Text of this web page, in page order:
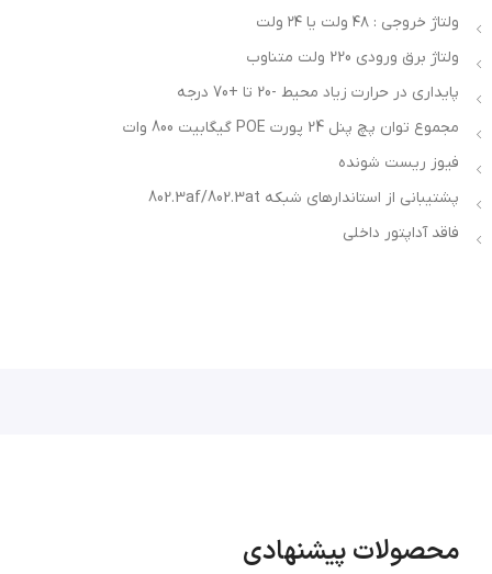
ولتاژ خروجی : ۴۸ ولت یا ۲۴ ولت
ولتاژ برق ورودی 220 ولت متناوب
پایداری در حرارت زیاد محیط -20 تا +70 درجه
مجموع توان پچ پنل 24 پورت POE گیگابیت 800 وات
فیوز ریست شونده
پشتیبانی از استاندارهای شبکه 802.3af/802.3at
فاقد آداپتور داخلی
محصولات پیشنهادی